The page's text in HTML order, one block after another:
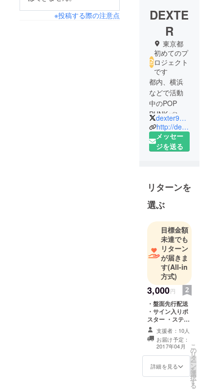
※投稿する際の注意点
DEXTE
R
東京都
初めてのプ
ロジェクト
です
都内、横浜
などで活動
中のPOP
PUNKバン
ド。
dexter93_info
http://dexterofficial.wixsite.com/dexter1
メッセー
ジを送る
リターンを
選ぶ
目標金額
未達でも
リターン
が届きま
す(All-in
方式)
3,000円
・盤面先行配送
・サイン入りポ
スター ・ステッ
カー4種 ・CDに
名前をクレジッ
トとして記載
支援者：10人
お届け予定：
2017年04月
詳細を見る
こ
の
リ
タ
ー
ン
を
選
択
す
る